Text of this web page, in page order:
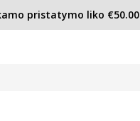
pristatymo liko €50.00
a New York EDP moterims
EDP MOTERIMS